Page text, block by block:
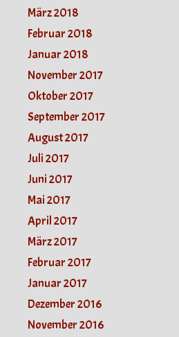
März 2018
Februar 2018
Januar 2018
November 2017
Oktober 2017
September 2017
August 2017
Juli 2017
Juni 2017
Mai 2017
April 2017
März 2017
Februar 2017
Januar 2017
Dezember 2016
November 2016